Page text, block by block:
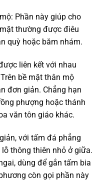
Phần này giúp cho
thường được điêu
quỳ hoặc băm nhám.
liên kết với nhau
bề mặt thân mộ
đơn giản. Chẳng hạn
phượng hoặc thánh
văn tôn giáo khác.
với tấm đá phẳng
thông thiên nhỏ ở giữa.
dùng để gắn tấm bia
còn gọi phần này